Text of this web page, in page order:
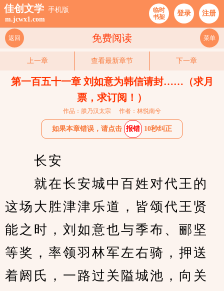
佳创文学 手机版
m.jcwx1.com
临时
书架
登录 注册
免费阅读
返回 菜单
上一章 查看最新章节 下一章
第一百五十一章 刘如意为韩信请封……（求月
票，求订阅！）
作品：朕乃汉太宗 作者：林悦南兮
如果本章错误，请点击 报错 10秒纠正
长安
就在长安城中百姓对代王的
这场大胜津津乐道，皆颂代王贤
能之时，刘如意也与季布、郦坚
等奖，率领羽林军左右骑，押送
着阏氏，一路过关隘城池，向关